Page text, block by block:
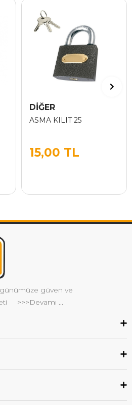
DİĞER
ASMA KILIT 25
15,00 TL
günümüze güven ve
>>>Devamı ...